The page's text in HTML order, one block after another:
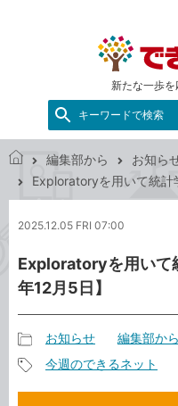
新たな一歩
キーワードで検索
で
ネ
ト
編集部から
お知ら
Exploratoryを用いて統計
2025.12.05 FRI 07:00
Exploratoryを用いて
年12月5日】
事
カ
お知らせ 編集部から
今週のできるネット